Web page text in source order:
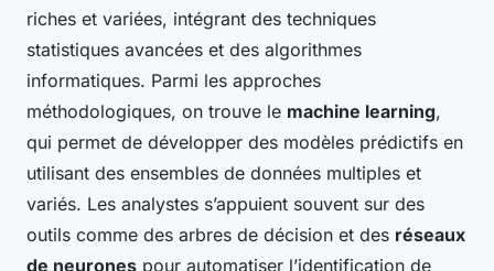
riches et variées, intégrant des techniques
statistiques avancées et des algorithmes
informatiques. Parmi les approches
méthodologiques, on trouve le machine learning,
qui permet de développer des modèles prédictifs en
utilisant des ensembles de données multiples et
variés. Les analystes s’appuient souvent sur des
outils comme des arbres de décision et des réseaux
de neurones pour automatiser l’identification de